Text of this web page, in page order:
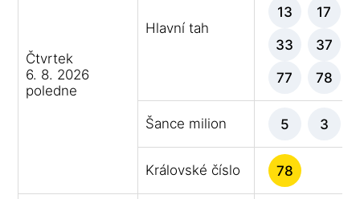
Čtvrtek
6. 8. 2026
poledne
Hlavní tah
13 17
33 37
77 78
Šance milion 5 3
Královské číslo 78